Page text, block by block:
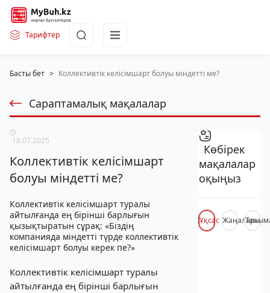
Тарифтер
Басты бет > Коллективтік келісімшарт болуы міндетті ме?
Сараптамалық мақалалар
18.07.2025
Коллективтік келісімшарт
болуы міндетті ме?
Коллективтік келісімшарт туралы
айтылғанда ең бірінші барлығын
қызықтыратын сұрақ: «Біздің
компанияда міндетті түрде коллективтік
келісімшарт болуы керек пе?»
Коллективтік келісімшарт туралы
айтылғанда ең бірінші барлығын
Көбірек
мақалалар
оқыңыз
Ұқсас Жаңалары